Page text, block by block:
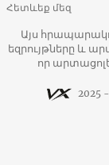
Հետևեք մեզ
Այս
եզրույթները և
որ
2025